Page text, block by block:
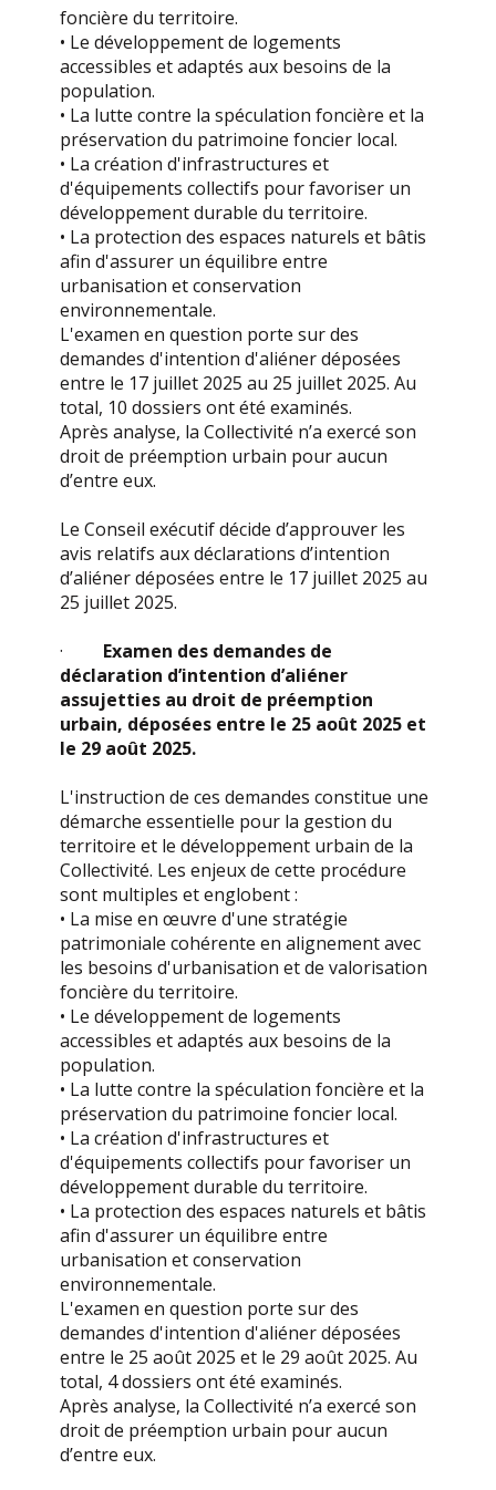
foncière du territoire.
• Le développement de logements
accessibles et adaptés aux besoins de la
population.
• La lutte contre la spéculation foncière et la
préservation du patrimoine foncier local.
• La création d'infrastructures et
d'équipements collectifs pour favoriser un
développement durable du territoire.
• La protection des espaces naturels et bâtis
afin d'assurer un équilibre entre
urbanisation et conservation
environnementale.
L'examen en question porte sur des
demandes d'intention d'aliéner déposées
entre le 17 juillet 2025 au 25 juillet 2025. Au
total, 10 dossiers ont été examinés.
Après analyse, la Collectivité n’a exercé son
droit de préemption urbain pour aucun
d’entre eux.
Le Conseil exécutif décide d’approuver les
avis relatifs aux déclarations d’intention
d’aliéner déposées entre le 17 juillet 2025 au
25 juillet 2025.
· Examen des demandes de
déclaration d’intention d’aliéner
assujetties au droit de préemption
urbain, déposées entre le 25 août 2025 et
le 29 août 2025.
L'instruction de ces demandes constitue une
démarche essentielle pour la gestion du
territoire et le développement urbain de la
Collectivité. Les enjeux de cette procédure
sont multiples et englobent :
• La mise en œuvre d'une stratégie
patrimoniale cohérente en alignement avec
les besoins d'urbanisation et de valorisation
foncière du territoire.
• Le développement de logements
accessibles et adaptés aux besoins de la
population.
• La lutte contre la spéculation foncière et la
préservation du patrimoine foncier local.
• La création d'infrastructures et
d'équipements collectifs pour favoriser un
développement durable du territoire.
• La protection des espaces naturels et bâtis
afin d'assurer un équilibre entre
urbanisation et conservation
environnementale.
L'examen en question porte sur des
demandes d'intention d'aliéner déposées
entre le 25 août 2025 et le 29 août 2025. Au
total, 4 dossiers ont été examinés.
Après analyse, la Collectivité n’a exercé son
droit de préemption urbain pour aucun
d’entre eux.